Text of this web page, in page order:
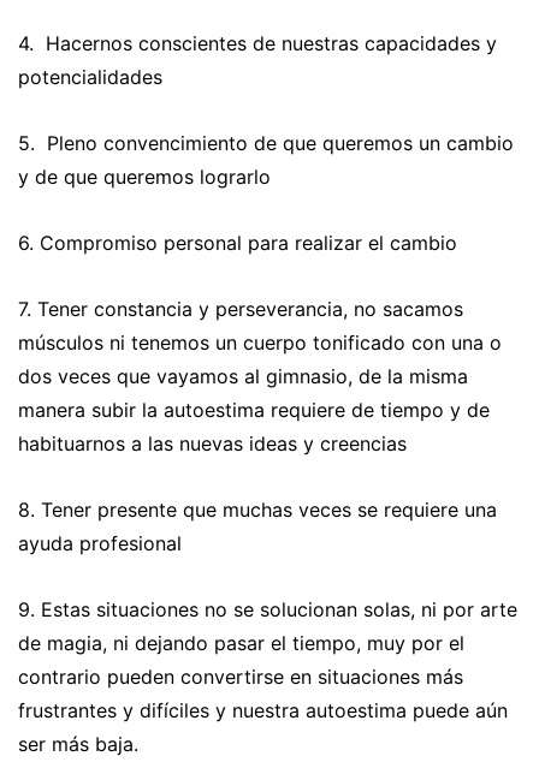
4. Hacernos conscientes de nuestras capacidades y
potencialidades
5. Pleno convencimiento de que queremos un cambio
y de que queremos lograrlo
6. Compromiso personal para realizar el cambio
7. Tener constancia y perseverancia, no sacamos
músculos ni tenemos un cuerpo tonificado con una o
dos veces que vayamos al gimnasio, de la misma
manera subir la autoestima requiere de tiempo y de
habituarnos a las nuevas ideas y creencias
8. Tener presente que muchas veces se requiere una
ayuda profesional
9. Estas situaciones no se solucionan solas, ni por arte
de magia, ni dejando pasar el tiempo, muy por el
contrario pueden convertirse en situaciones más
frustrantes y difíciles y nuestra autoestima puede aún
ser más baja.